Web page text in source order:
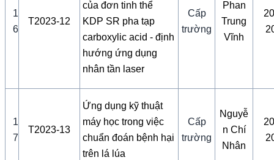
1
6
T2023-12
của đơn tinh thể
KDP SR pha tạp
carboxylic acid - định
hướng ứng dụng
nhân tần laser
Cấp
trường
Phan
Trung
Vĩnh
1
7
T2023-13
Ứng dụng kỹ thuật
máy học trong việc
chuẩn đoán bệnh hại
trên lá lúa
Cấp
trường
Nguyễ
n Chí
Nhân